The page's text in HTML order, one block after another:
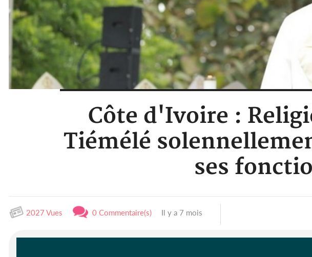
Côte d'Ivoire :
Tiémélé
ses
2027 Vues 0 Commentaire(s) Il y a 7 mois